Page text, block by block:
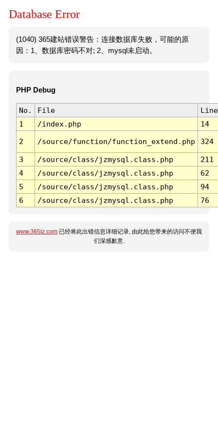
Database Error
(1040) 365建站错误警告：连接数据库失败，可能的原
因：1、数据库密码不对; 2、mysql未启动。
PHP Debug
No. File
Line
1
/index.php 14
2 /source/function/function_extend.php 324
3 /source/class/jzmysql.class.php
211
4
/source/class/jzmysql.class.php
62
5
/source/class/jzmysql.class.php
94
6
/source/class/jzmysql.class.php 76
www.365jz.com 已经将此出错信息详细记录, 由此给您带来的访问不便我
们深感歉意.